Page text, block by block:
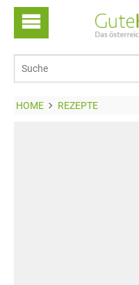
HOME REZEPTE